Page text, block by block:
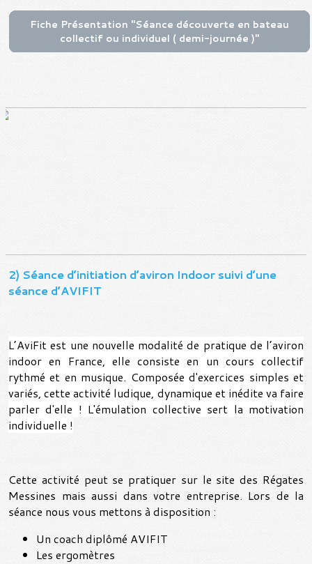
Fiche Présentation "Séance découverte en bateau
collectif ou individuel ( demi-journée )"
2) Séance d’initiation d’aviron Indoor suivi d’une
séance d’AVIFIT
L’AviFit est une nouvelle modalité de pratique de l’aviron
indoor en France, elle consiste en un cours collectif
rythmé et en musique. Composée d'exercices simples et
variés, cette activité ludique, dynamique et inédite va faire
parler d'elle ! L'émulation collective sert la motivation
individuelle !
Cette activité peut se pratiquer sur le site des Régates
Messines mais aussi dans votre entreprise. Lors de la
séance nous vous mettons à disposition :
Un coach diplômé AVIFIT
Les ergomètres